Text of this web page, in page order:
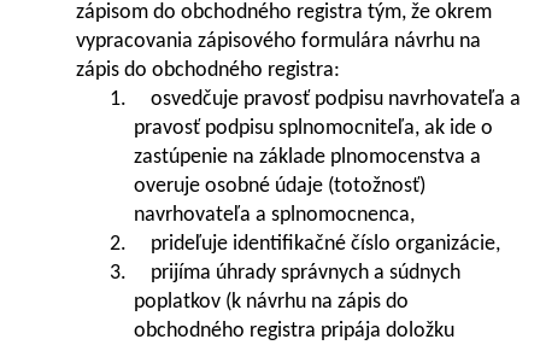
zápisom do obchodného registra tým, že okrem
vypracovania zápisového formulára návrhu na
zápis do obchodného registra:
1. osvedčuje pravosť podpisu navrhovateľa a
pravosť podpisu splnomocniteľa, ak ide o
zastúpenie na základe plnomocenstva a
overuje osobné údaje (totožnosť)
navrhovateľa a splnomocnenca,
2. prideľuje identifikačné číslo organizácie,
3. prijíma úhrady správnych a súdnych
poplatkov (k návrhu na zápis do
obchodného registra pripája doložku